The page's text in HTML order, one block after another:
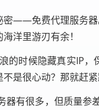
——免费代理服务
洋里游刃有余！
时候隐藏真实IP
是很心动？那就赶紧
有很多，但质量